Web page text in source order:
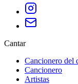
Cantar
Cancionero del
Cancionero
Artistas